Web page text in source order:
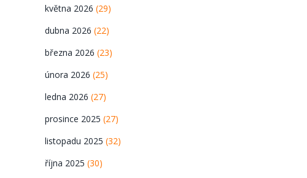
května 2026(29)
dubna 2026(22)
března 2026(23)
února 2026(25)
ledna 2026(27)
prosince 2025(27)
listopadu 2025(32)
října 2025(30)